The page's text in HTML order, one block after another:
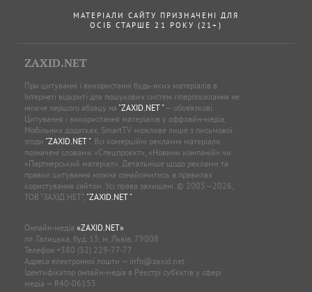
МАТЕРІАЛИ САЙТУ ПРИЗНАЧЕНІ ДЛЯ
ОСІБ СТАРШЕ 21 РОКУ (21+)
ZAXID.NET
При цитуванні і використанні будь-яких матеріалів в
Інтернеті відкриті для пошукових систем гіперпосилання не
нижче першого абзацу на "ZAXID.NET "— обов’язкові.
Цитування і використання матеріалів у оффлайн-медіа,
Мобільних додатках, SmartTV можливе лише з письмової
згоди "ZAXID.NET ". Всі комерційні рекламні матеріали
позначені словами «Спецпроєкт», «Новини компаній» чи
«Партнерський матеріал». Детальніше щодо реклами та
правил цитування можна ознайомитись в правилах
користування сайтом. Усі права захищені. © 2005—2026,
ТОВ “ЗАХІД.НЕТ”, "ZAXID.NET ".
Онлайн-медіа «ZAXID.NET»
пл. Галицька, буд. 15, м. Львів, 79008
Телефон +380 (32) 229-77-77
Адреса електронної пошти — info@zaxid.net
Ідентифікатор онлайн-медіа в Реєстрі суб'єктів у сфері
медіа — R40-06155